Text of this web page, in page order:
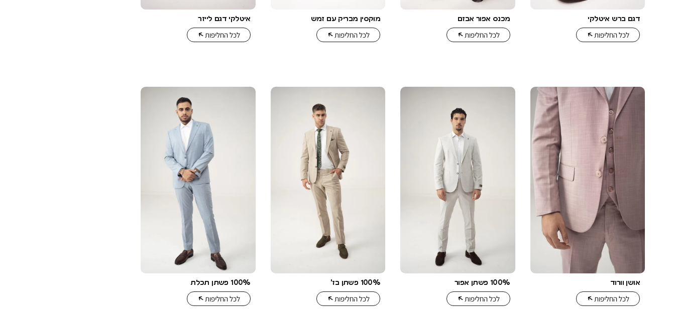
דגם ברש איטלקי
לכל החליפות
מכנס אפור אבזם
לכל החליפות
מוקסין מבריק עם זמש
לכל החליפות
איטלקי דגם לייזר
לכל החליפות
אושן וורוד
לכל החליפות
100% פשתן אפור
לכל החליפות
100% פשתן בז'
לכל החליפות
100% פשתן תכלת
לכל החליפות